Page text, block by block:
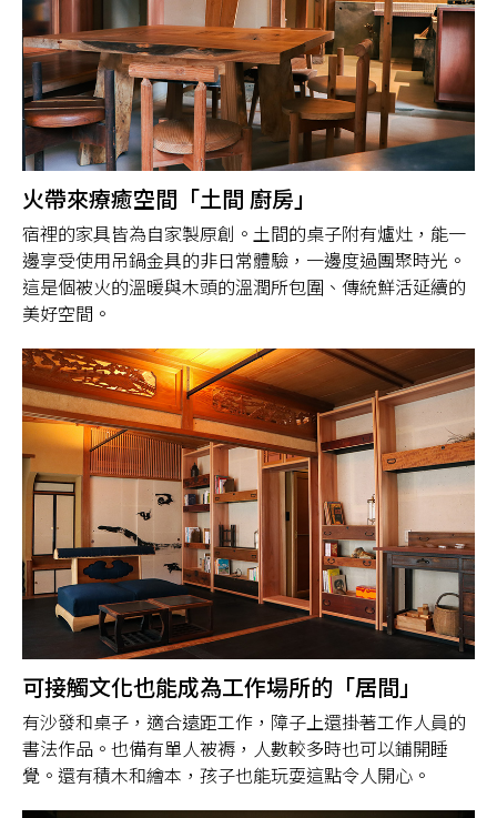
火帶來療癒空間「土間 廚房」
宿裡的家具皆為自家製原創。土間的桌子附有爐灶，能一
邊享受使用吊鍋金具的非日常體驗，一邊度過團聚時光。
這是個被火的溫暖與木頭的溫潤所包圍、傳統鮮活延續的
美好空間。
可接觸文化也能成為工作場所的「居間」
有沙發和桌子，適合遠距工作，障子上還掛著工作人員的
書法作品。也備有單人被褥，人數較多時也可以鋪開睡
覺。還有積木和繪本，孩子也能玩耍這點令人開心。